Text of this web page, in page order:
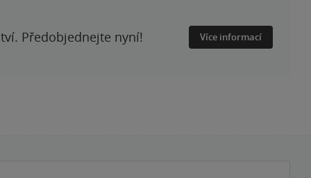
Předobjednejte nyní! Více informací